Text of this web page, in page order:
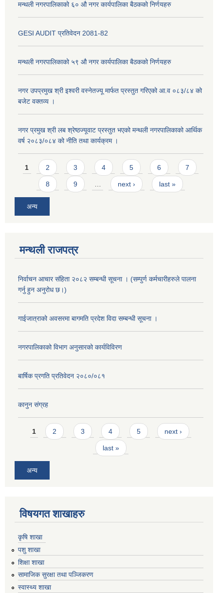
मन्थली नगरपालिकाको ६० औ नगर कार्यपालिका बैठकको निर्णयहरु
GESI AUDIT प्रतिवेदन 2081-82
मन्थली नगरपालिकाको ५९ औ नगर कार्यपालिका बैठकको निर्णयहरु
नगर उपप्रमुख श्री इश्वरी वस्नेतज्यू मार्फत प्रस्तुत गरिएको आ.व ०८३/८४ को
बजेट वक्तव्य ।
नगर प्रमुख श्री लब श्रेष्ठज्यूवाट प्रस्तुत भएको मन्थली नगरपालिकाको आर्थिक
वर्ष २०८३/०८४ को नीति तथा कार्यक्रम ।
Pages
1 2 3 4 5 6 7
8 9 next › last »
अन्य
मन्थली राजपत्र
निर्वाचन आचार संहिता २०८२ सम्बन्धी सूचना । (सम्पुर्ण कर्मचारीहरुले पालना
गर्नु हुन अनुरोध छ।)
गाईजात्राको अवसरमा बागमति प्रदेश विदा सम्बन्धी सूचना ।
नगरपालिकाको विभाग अनुसारको कार्यविविरण
बार्षिक प्रगति प्रतिवेदन २०८०/०८१
कानुन संग्रह
Pages
1 2 3 4 5 next ›
last »
अन्य
विषयगत शाखाहरु
कृषि शाखा
पशु शाखा
शिक्षा शाखा
सामाजिक सुरक्षा तथा पञ्जिकरण
स्वास्थ्य शाखा